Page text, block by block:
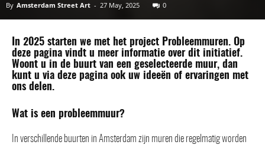
By Amsterdam Street Art - 27 May, 2025 0
In 2025 starten we met het project Probleemmuren. Op
deze pagina vindt u meer informatie over dit initiatief.
Woont u in de buurt van een geselecteerde muur, dan
kunt u via deze pagina ook uw ideeën of ervaringen met
ons delen.
Wat is een probleemmuur?
In verschillende buurten in Amsterdam zijn muren die regelmatig worden